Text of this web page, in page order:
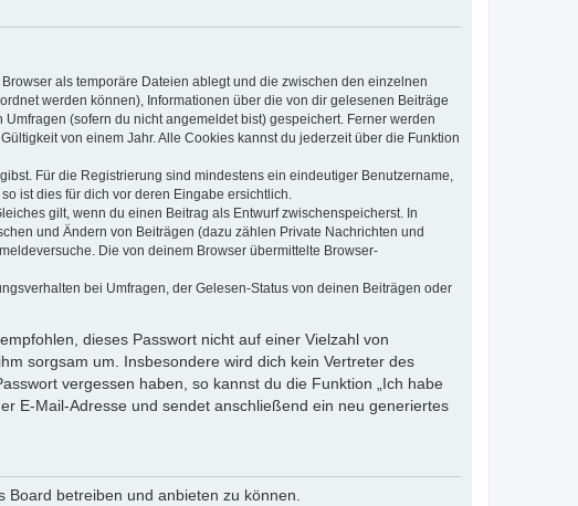
als temporäre Dateien ablegt und die zwischen den einzelnen
werden können), Informationen über die von dir gelesenen Beiträge
(sofern du nicht angemeldet bist) gespeichert. Ferner werden
von einem Jahr. Alle Cookies kannst du jederzeit über die Funktion
Für die Registrierung sind mindestens ein eindeutiger Benutzername,
ist dies für dich vor deren Eingabe ersichtlich.
gilt, wenn du einen Beitrag als Entwurf zwischenspeicherst. In
und Ändern von Beiträgen (dazu zählen Private Nachrichten und
Die von deinem Browser übermittelte Browser-
bei Umfragen, der Gelesen-Status von deinen Beiträgen oder
dieses Passwort nicht auf einer Vielzahl von
sorgsam um. Insbesondere wird dich kein Vertreter des
vergessen haben, so kannst du die Funktion „Ich habe
E-Mail-Adresse und sendet anschließend ein neu generiertes
betreiben und anbieten zu können.